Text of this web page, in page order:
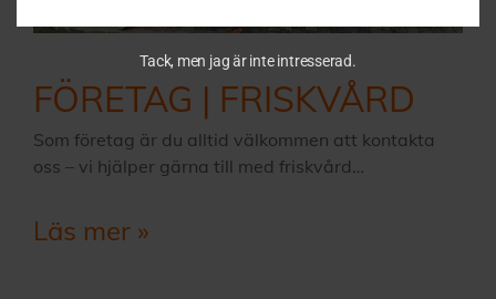
FÖRETAG | FRISKVÅRD
Som företag är du alltid välkommen att kontakta
oss – vi hjälper gärna till med friskvård…
Läs mer »
Tack, men jag är inte intresserad.